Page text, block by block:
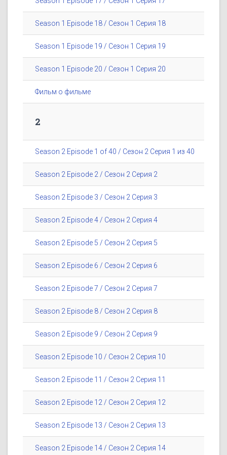
Season 1 Episode 18 / Сезон 1 Серия 18
Season 1 Episode 19 / Сезон 1 Серия 19
Season 1 Episode 20 / Сезон 1 Серия 20
Фильм о фильме
2
Season 2 Episode 1 of 40 / Сезон 2 Серия 1 из 40
Season 2 Episode 2 / Сезон 2 Серия 2
Season 2 Episode 3 / Сезон 2 Серия 3
Season 2 Episode 4 / Сезон 2 Серия 4
Season 2 Episode 5 / Сезон 2 Серия 5
Season 2 Episode 6 / Сезон 2 Серия 6
Season 2 Episode 7 / Сезон 2 Серия 7
Season 2 Episode 8 / Сезон 2 Серия 8
Season 2 Episode 9 / Сезон 2 Серия 9
Season 2 Episode 10 / Сезон 2 Серия 10
Season 2 Episode 11 / Сезон 2 Серия 11
Season 2 Episode 12 / Сезон 2 Серия 12
Season 2 Episode 13 / Сезон 2 Серия 13
Season 2 Episode 14 / Сезон 2 Серия 14